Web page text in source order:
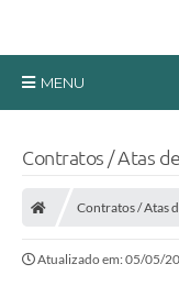
MENU
Transparência
Contratos / Atas
Contratos / Atas
Atualizado em: 05/05/